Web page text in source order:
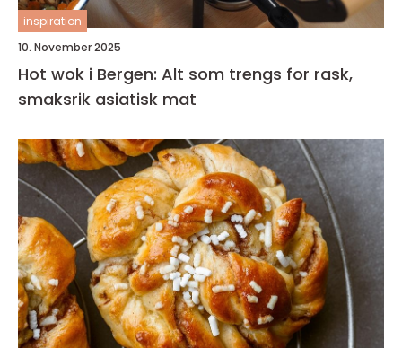
inspiration
10. November 2025
Hot wok i Bergen: Alt som trengs for rask,
smaksrik asiatisk mat